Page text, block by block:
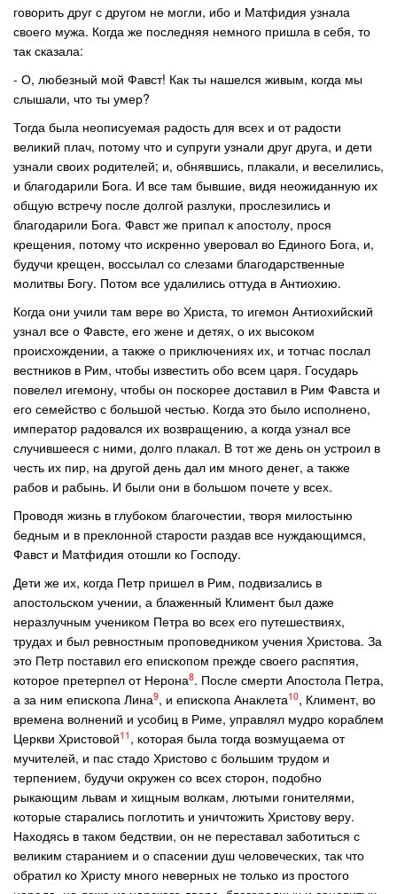
говорить друг с другом не могли, ибо и Матфидия узнала
своего мужа. Когда же последняя немного пришла в себя, то
так сказала:
- О, любезный мой Фавст! Как ты нашелся живым, когда мы
слышали, что ты умер?
Тогда была неописуемая радость для всех и от радости
великий плач, потому что и супруги узнали друг друга, и дети
узнали своих родителей; и, обнявшись, плакали, и веселились,
и благодарили Бога. И все там бывшие, видя неожиданную их
общую встречу после долгой разлуки, прослезились и
благодарили Бога. Фавст же припал к апостолу, прося
крещения, потому что искренно уверовал во Единого Бога, и,
будучи крещен, воссылал со слезами благодарственные
молитвы Богу. Потом все удалились оттуда в Антиохию.
Когда они учили там вере во Христа, то игемон Антиохийский
узнал все о Фавсте, его жене и детях, о их высоком
происхождении, а также о приключениях их, и тотчас послал
вестников в Рим, чтобы известить обо всем царя. Государь
повелел игемону, чтобы он поскорее доставил в Рим Фавста и
его семейство с большой честью. Когда это было исполнено,
император радовался их возвращению, а когда узнал все
случившееся с ними, долго плакал. В тот же день он устроил в
честь их пир, на другой день дал им много денег, а также
рабов и рабынь. И были они в большом почете у всех.
Проводя жизнь в глубоком благочестии, творя милостыню
бедным и в преклонной старости раздав все нуждающимся,
Фавст и Матфидия отошли ко Господу.
Дети же их, когда Петр пришел в Рим, подвизались в
апостольском учении, а блаженный Климент был даже
неразлучным учеником Петра во всех его путешествиях,
трудах и был ревностным проповедником учения Христова. За
это Петр поставил его епископом прежде своего распятия,
которое претерпел от Нерона8. После смерти Апостола Петра,
а за ним епископа Лина9, и епископа Анаклета10, Климент, во
времена волнений и усобиц в Риме, управлял мудро кораблем
Церкви Христовой11 , которая была тогда возмущаема от
мучителей, и пас стадо Христово с большим трудом и
терпением, будучи окружен со всех сторон, подобно
рыкающим львам и хищным волкам, лютыми гонителями,
которые старались поглотить и уничтожить Христову веру.
Находясь в таком бедствии, он не переставал заботиться с
великим старанием и о спасении душ человеческих, так что
обратил ко Христу много неверных не только из простого